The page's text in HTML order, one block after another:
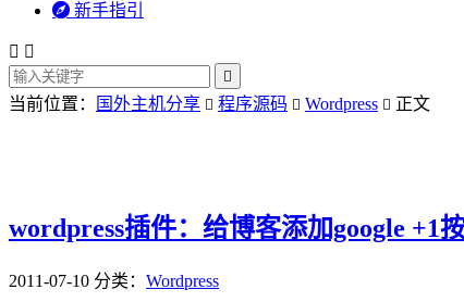
 新手指引
 

当前位置： 国外主机分享  程序源码  Wordpress  正文
wordpress插件：给博客添加google +1
2011-07-10 分类： Wordpress